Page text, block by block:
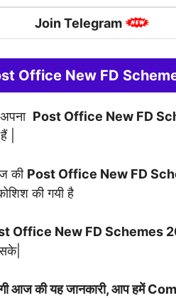
Join Telegram
Office New FD
Post Office New FD
|
की Post Office New FD
की गयी है
Office New FD Schemes
आज की यह जानकारी, आप हमें